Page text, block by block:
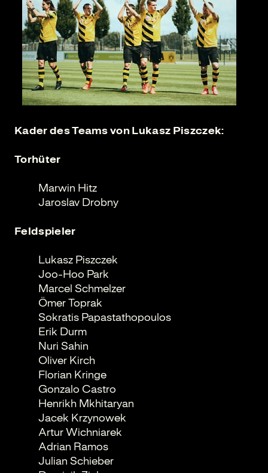
Kader des Teams von Lukasz Piszczek:
Torhüter
Marwin Hitz
Jaroslav Drobny
Feldspieler
Lukasz Piszczek
Joo-Hoo Park
Marcel Schmelzer
Ömer Toprak
Sokratis Papastathopoulos
Erik Durm
Nuri Sahin
Oliver Kirch
Florian Kringe
Gonzalo Castro
Henrikh Mkhitaryan
Jacek Krzynowek
Artur Wichniarek
Adrian Ramos
Julian Schieber